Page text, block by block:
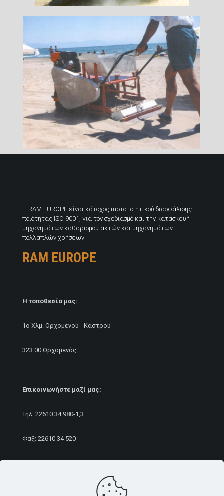
H RAM EUROPE είναι κάτοχος πιστοποιητικού διασφάλισης
ποιότητας ISO 9001, για τον σχεδιασμό και την κατασκευή
μηχανημάτων καθαρισμού ακτών και μηχανημάτων
πολλαπλών χρήσεων.
RAM EUROPE
Η τοποθεσία μας:
1ο Χλμ. Ορχομενού - Κάστρου
323 00 Ορχομενός
Επικοινωνήστε μαζί μας:
Τηλ: 22610 34 980-1,3
Φαξ: 22610 34 520
E-mail:sales@rameurope.com